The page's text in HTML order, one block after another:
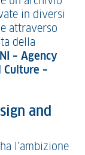
in diversi
attraverso
della
– Agency
–
and
l’ambizione